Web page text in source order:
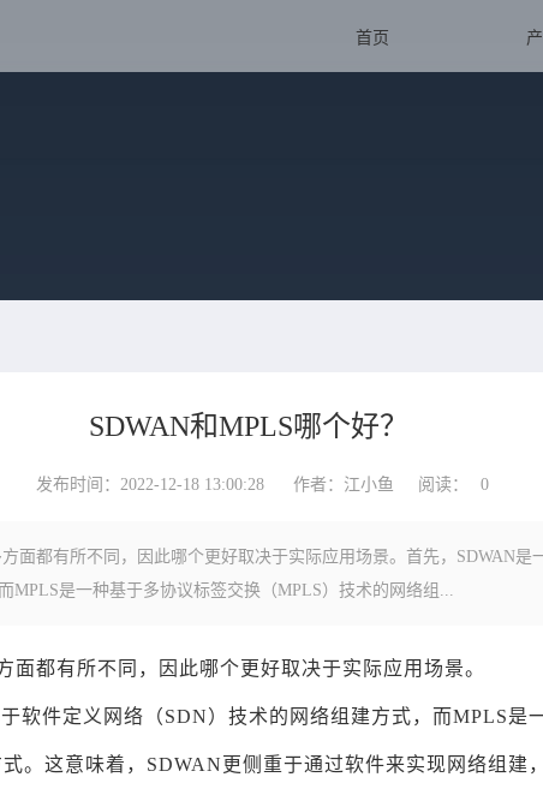
首页
SDWAN和MPLS哪个好？
发布时间：2022-12-18 13:00:28 作者：江小鱼 阅读： 0
面都有所不同，因此哪个更好取决于实际应用场景。首先，SDWAN是
MPLS是一种基于多协议标签交换（MPLS）技术的网络组...
面都有所不同，因此哪个更好取决于实际应用场景。
软件定义网络（SDN）技术的网络组建方式，而MPLS是
式。这意味着，SDWAN更侧重于通过软件来实现网络组建